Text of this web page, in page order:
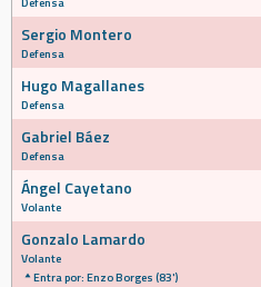
Sergio Montero
Defensa
Hugo Magallanes
Defensa
Gabriel Báez
Defensa
Ángel Cayetano
Volante
Gonzalo Lamardo
Volante
Entra por: Enzo Borges (83')